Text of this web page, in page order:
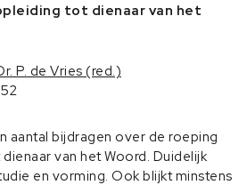
tot dienaar van het
P. de Vries (red.)
aantal bijdragen over de roeping
van het Woord. Duidelijk
en vorming. Ook blijkt minstens